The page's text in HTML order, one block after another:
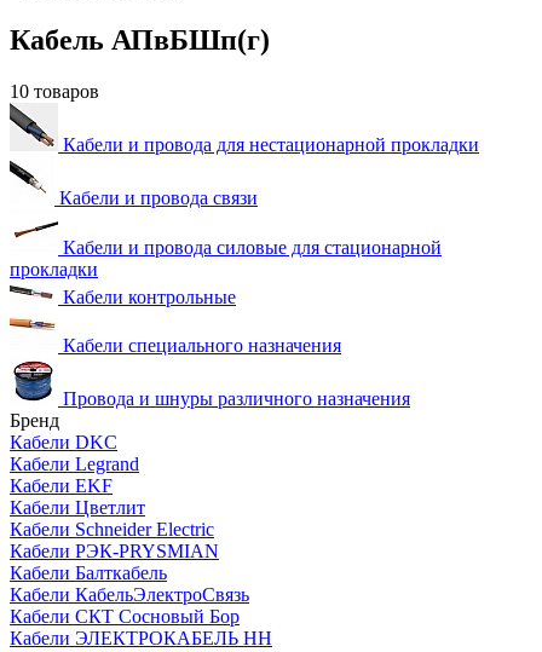
Кабель АПвБШп(г)
10 товаров
Кабели и провода для нестационарной прокладки
Кабели и провода связи
Кабели и провода силовые для стационарной
прокладки
Кабели контрольные
Кабели специального назначения
Провода и шнуры различного назначения
Бренд
Кабели DKC
Кабели Legrand
Кабели EKF
Кабели Цветлит
Кабели Schneider Electric
Кабели РЭК-PRYSMIAN
Кабели Балткабель
Кабели КабельЭлектроСвязь
Кабели СКТ Сосновый Бор
Кабели ЭЛЕКТРОКАБЕЛЬ НН